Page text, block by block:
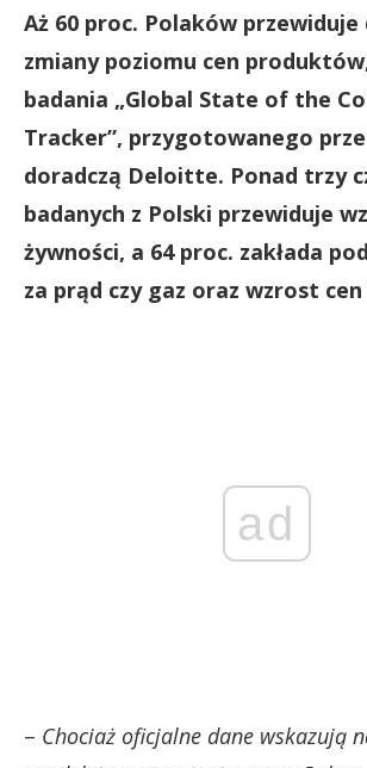
Aż 60 proc. Polaków przewiduje
zmiany poziomu cen
badania „Global State of the
Tracker”, przygotowanego
doradczą Deloitte. Ponad trzy
badanych z Polski przewiduje
żywności, a 64 proc. zakłada
za prąd czy gaz oraz wzrost cen
ad
– Chociaż oficjalne dane wskazują